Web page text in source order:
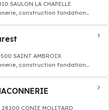
SAULON LA CHAPELLE
construction fondation
SAINT AMBROIX
construction fondation
CONIE MOLITARD